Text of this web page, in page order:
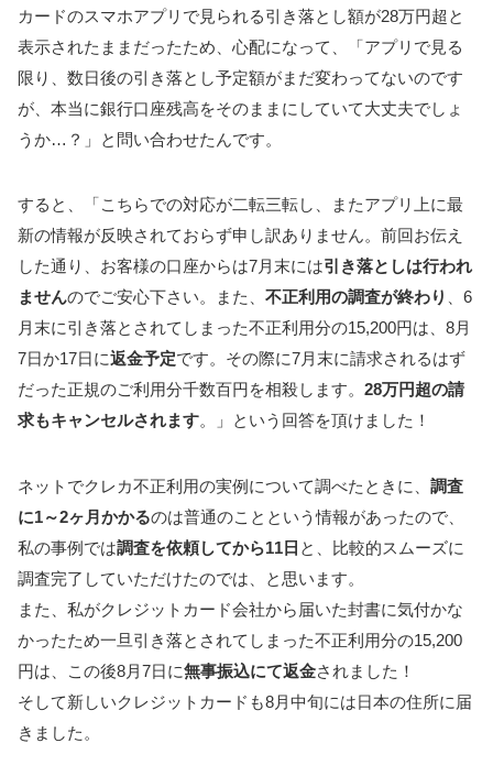
カードのスマホアプリで見られる引き落とし額が28万円超と
表示されたままだったため、心配になって、「アプリで見る
限り、数日後の引き落とし予定額がまだ変わってないのです
が、本当に銀行口座残高をそのままにしていて大丈夫でしょ
うか…？」と問い合わせたんです。
すると、「こちらでの対応が二転三転し、またアプリ上に最
新の情報が反映されておらず申し訳ありません。前回お伝え
した通り、お客様の口座からは7月末には引き落としは行われ
ませんのでご安心下さい。また、 不正利用の調査が終わり
、6
月末に引き落とされてしまった不正利用分の15,200円は、8月
7日か17日に返金予定です。その際に7月末に請求されるはず
だった正規のご利用分千数百円を相殺します。 28万円超の請
求もキャンセルされます。」という回答を頂けました！
ネットでクレカ不正利用の実例について調べたときに、 調査
に1～2ヶ月かかるのは普通のことという情報があったので、
私の事例では調査を依頼してから11日 と、比較的スムーズに
調査完了していただけたのでは、と思います。
また、私がクレジットカード会社から届いた封書に気付かな
かったため一旦引き落とされてしまった不正利用分の15,200
円は、この後8月7日に無事振込にて返金されました！
そして新しいクレジットカードも8月中旬には日本の住所に届
きました。